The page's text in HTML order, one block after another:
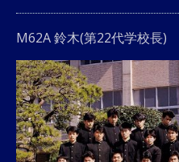
M62A 鈴木(第22代学校長)